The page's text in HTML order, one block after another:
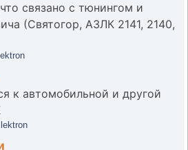
связано с тюнингом и
(Святогор, АЗЛК 2141, 2140,
к автомобильной и другой